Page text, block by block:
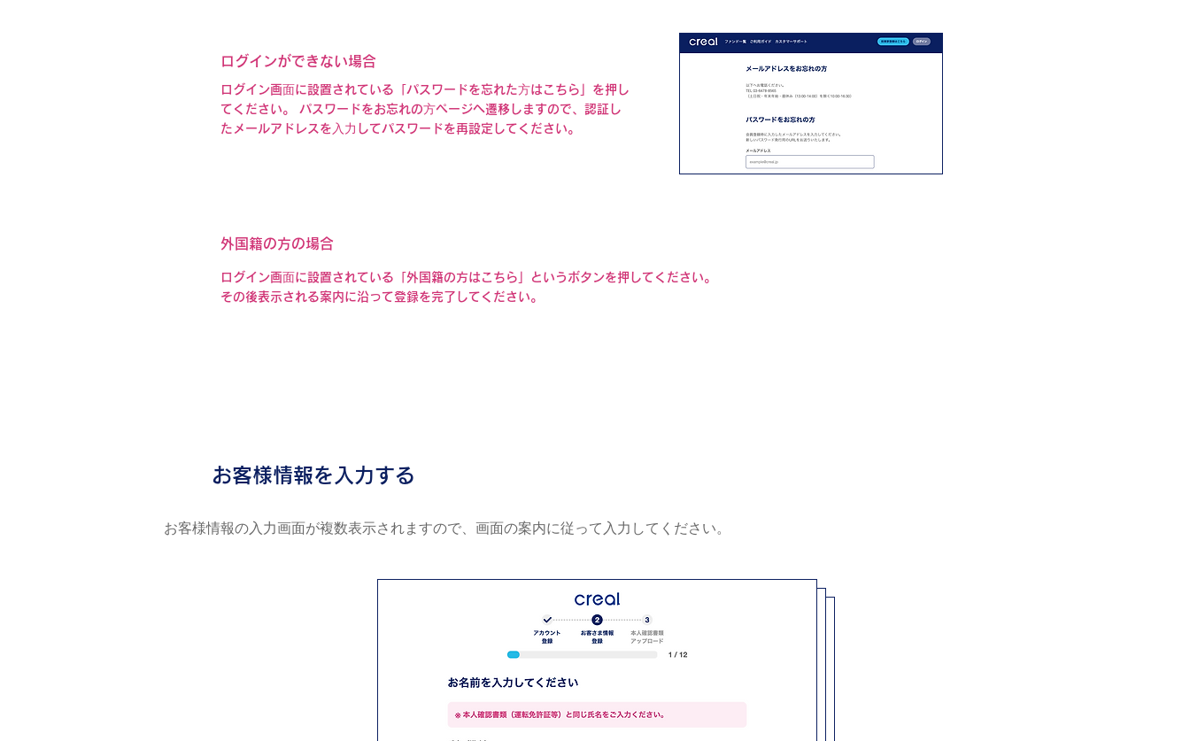
ログインができない場合
ログイン画⾯に設置されている「パスワードを忘れた⽅はこちら」を押し
てください。 パスワードをお忘れの⽅ページへ遷移しますので、認証し
たメールアドレスを⼊⼒してパスワードを再設定してください。
外国籍の方の場合
ログイン画⾯に設置されている「外国籍の方はこちら」というボタンを押してください。
​その後表示される案内に沿って登録を完了してください。
お客様情報を入力する
お客様情報の⼊⼒画⾯が複数表⽰されますので、画⾯の案内に従って⼊⼒してください。